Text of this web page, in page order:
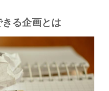
る企画とは